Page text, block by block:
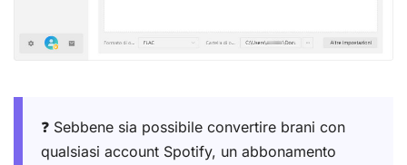
❓ Sebbene sia possibile convertire brani con
qualsiasi account Spotify, un abbonamento